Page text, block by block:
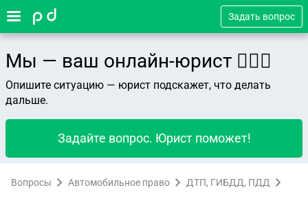
Задать вопрос
Мы — ваш онлайн-юрист 👨🏻‍⚖️
Опишите ситуацию — юрист подскажет, что делать
дальше.
Задайте вопрос. Юрист поможет!
Вопросы Автомобильное право ДТП, ГИБДД, ПДД